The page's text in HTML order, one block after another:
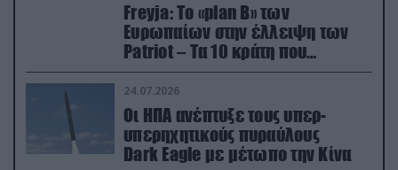
Freyja: Το «plan Β» των
Ευρωπαίων στην έλλειψη των
Patriot – Τα 10 κράτη που
συμμετέχουν στο δίκτυο
συνεργασίας
24.07.2026
Οι ΗΠΑ ανέπτυξε τους υπερ-
υπερηχητικούς πυραύλους
Dark Eagle με μέτωπο την Κίνα